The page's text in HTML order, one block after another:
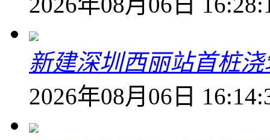
新建深圳西丽站首桩
2026年08月06日